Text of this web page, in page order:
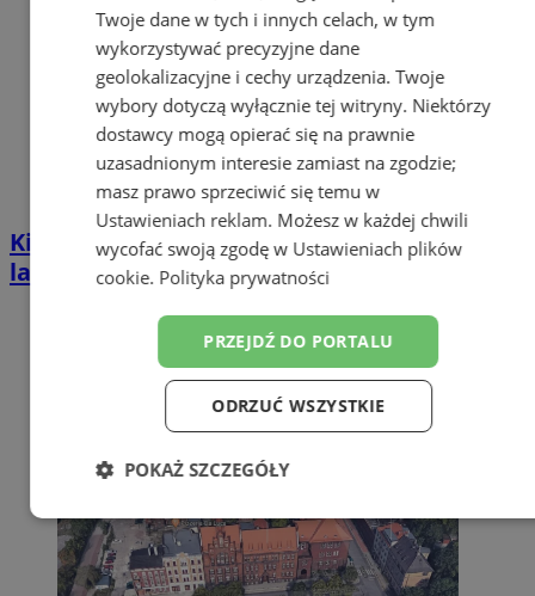
Kierował BMW mimo zakazu sądowego. 57-
latek zatrzymany w Zabrzu
Twoje dane w tych i innych celach, w tym
wykorzystywać precyzyjne dane
geolokalizacyjne i cechy urządzenia. Twoje
wybory dotyczą wyłącznie tej witryny. Niektórzy
dostawcy mogą opierać się na prawnie
uzasadnionym interesie zamiast na zgodzie;
masz prawo sprzeciwić się temu w
Ustawieniach reklam. Możesz w każdej chwili
wycofać swoją zgodę w Ustawieniach plików
cookie. Polityka prywatności
PRZEJDŹ DO PORTALU
ODRZUĆ WSZYSTKIE
POKAŻ SZCZEGÓŁY
Niezbędne Wydajność Targetowanie